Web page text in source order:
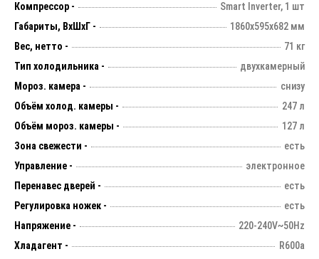
Компрессор -
Smart Inverter, 1 шт
Габариты, ВхШхГ -
1860х595х682 мм
Вес, нетто -
71 кг
Тип холодильника -
двухкамерный
Мороз. камера -
снизу
Объём холод. камеры -
247 л
Объём мороз. камеры -
127 л
Зона свежести -
есть
Управление -
электронное
Перенавес дверей -
есть
Регулировка ножек -
есть
Напряжение -
220-240V~50Hz
Хладагент -
R600a